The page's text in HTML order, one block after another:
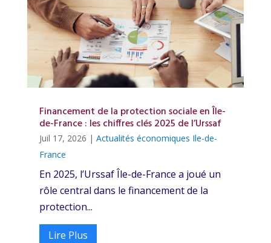
Financement de la protection sociale en Île-
de-France : les chiffres clés 2025 de l’Urssaf
Juil 17, 2026 | Actualités économiques Ile-de-
France
En 2025, l’Urssaf Île-de-France a joué un
rôle central dans le financement de la
protection...
Lire Plus